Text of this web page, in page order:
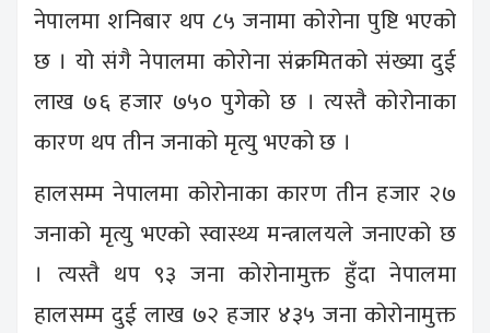
नेपालमा शनिबार थप ८५ जनामा कोरोना पुष्टि भएको
छ । यो संगै नेपालमा कोरोना संक्रमितको संख्या दुई
लाख ७६ हजार ७५० पुगेको छ । त्यस्तै कोरोनाका
कारण थप तीन जनाको मृत्यु भएको छ ।
हालसम्म नेपालमा कोरोनाका कारण तीन हजार २७
जनाको मृत्यु भएको स्वास्थ्य मन्त्रालयले जनाएको छ
। त्यस्तै थप ९३ जना कोरोनामुक्त हुँदा नेपालमा
हालसम्म दुई लाख ७२ हजार ४३५ जना कोरोनामुक्त